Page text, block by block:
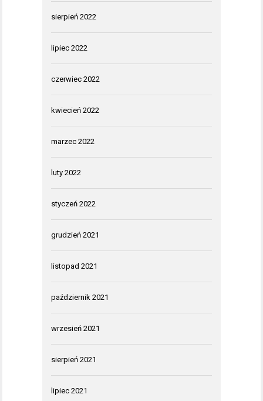
sierpień 2022
lipiec 2022
czerwiec 2022
kwiecień 2022
marzec 2022
luty 2022
styczeń 2022
grudzień 2021
listopad 2021
październik 2021
wrzesień 2021
sierpień 2021
lipiec 2021